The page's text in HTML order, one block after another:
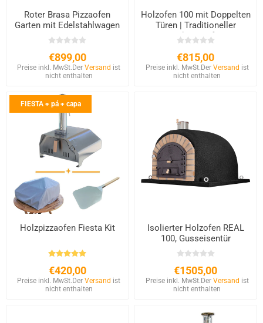
Roter Brasa Pizzaofen
Garten mit Edelstahlwagen
€899,00
Preise inkl. MwSt. DerVersand ist
nicht enthalten
Holzofen 100 mit Doppelten
Türen | Traditioneller
Backsteinofen
€815,00
Preise inkl. MwSt. Der Versand ist
nicht enthalten
FIESTA + pá + capa
Holzpizzaofen Fiesta Kit
€420,00
Preise inkl. MwSt. DerVersand ist
nicht enthalten
Isolierter Holzofen REAL
100, Gusseisentür
€1505,00
Preise inkl. MwSt. Der Versand ist
nicht enthalten